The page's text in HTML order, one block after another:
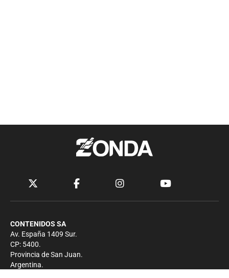
CONTENIDOS SA
Av. España 1409 Sur.
CP: 5400.
Provincia de San Juan.
Argentina.